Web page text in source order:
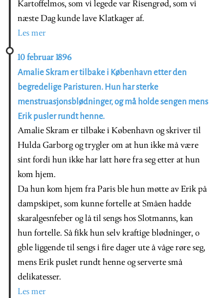
Kartoffelmos, som vi legede var Risengrød, som vi
næste Dag kunde lave Klatkager af.
Les mer
10 februar 1896
Amalie Skram er tilbake i København etter den
begredelige Paristuren. Hun har sterke
menstruasjonsblødninger, og må holde sengen mens
Erik pusler rundt henne.
Amalie Skram er tilbake i København og skriver til
Hulda Garborg og trygler om at hun ikke må være
sint fordi hun ikke har latt høre fra seg etter at hun
kom hjem.
Da hun kom hjem fra Paris ble hun møtte av Erik på
dampskipet, som kunne fortelle at Småen hadde
skaralgesnfeber og lå til sengs hos Slotmanns, kan
hun fortelle. Så fikk hun selv kraftige blødninger, o
gble liggende til sengs i fire dager ute å våge røre seg,
mens Erik puslet rundt henne og serverte små
delikatesser.
Les mer